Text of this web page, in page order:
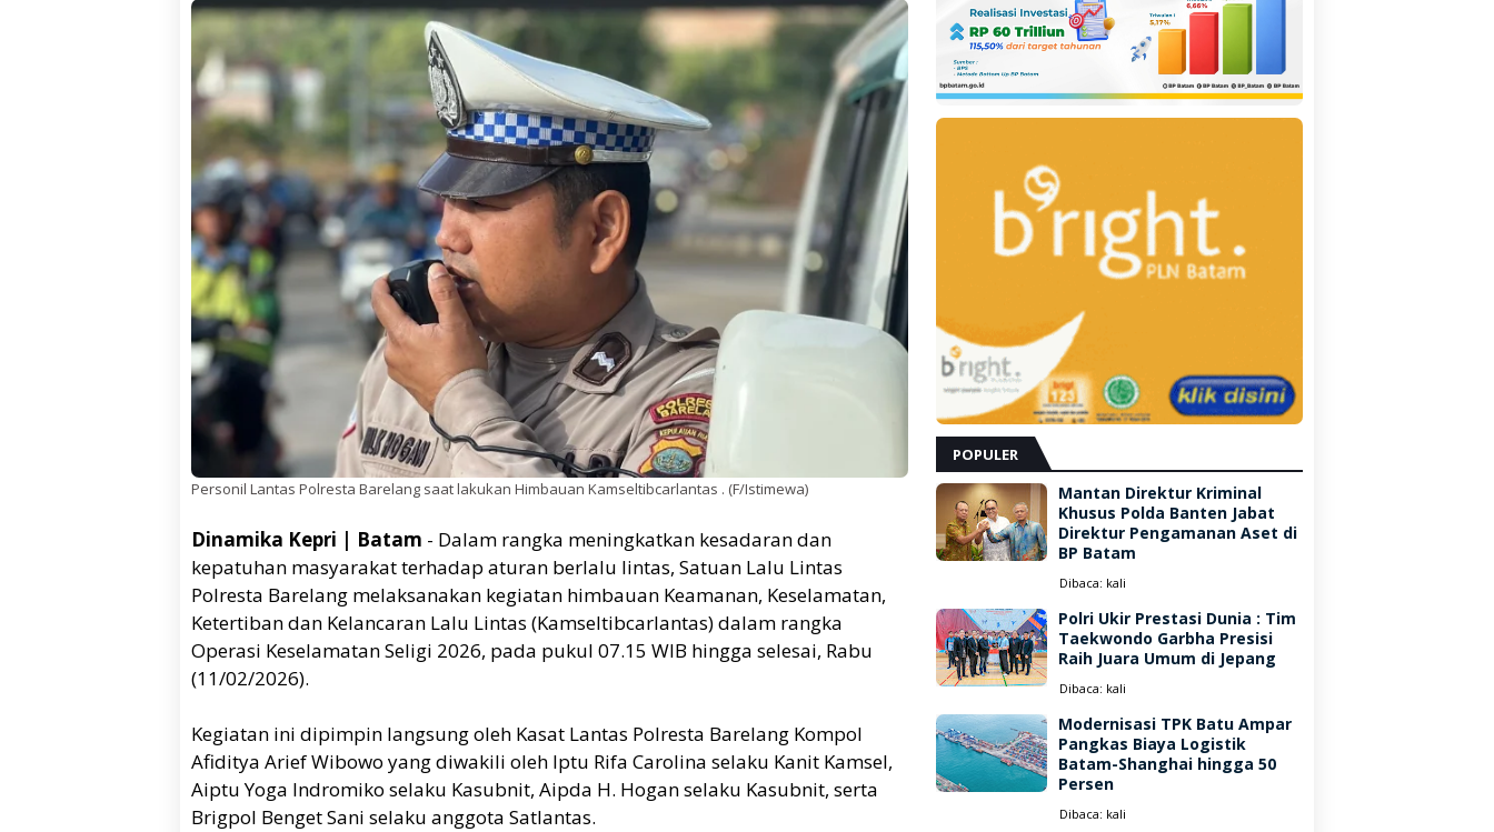
Personil Lantas Polresta Barelang saat lakukan Himbauan Kamseltibcarlantas . (F/Istimewa)
Dinamika Kepri | Batam - Dalam rangka meningkatkan kesadaran dan
kepatuhan masyarakat terhadap aturan berlalu lintas, Satuan Lalu Lintas
Polresta Barelang melaksanakan kegiatan himbauan Keamanan, Keselamatan,
Ketertiban dan Kelancaran Lalu Lintas (Kamseltibcarlantas) dalam rangka
Operasi Keselamatan Seligi 2026, pada pukul 07.15 WIB hingga selesai, Rabu
(11/02/2026).
Kegiatan ini dipimpin langsung oleh Kasat Lantas Polresta Barelang Kompol
Afiditya Arief Wibowo yang diwakili oleh Iptu Rifa Carolina selaku Kanit Kamsel,
Aiptu Yoga Indromiko selaku Kasubnit, Aipda H. Hogan selaku Kasubnit, serta
Brigpol Benget Sani selaku anggota Satlantas.
POPULER
Mantan Direktur Kriminal
Khusus Polda Banten Jabat
Direktur Pengamanan Aset di
BP Batam
Dibaca: kali
Polri Ukir Prestasi Dunia : Tim
Taekwondo Garbha Presisi
Raih Juara Umum di Jepang
Dibaca: kali
Modernisasi TPK Batu Ampar
Pangkas Biaya Logistik
Batam-Shanghai hingga 50
Persen
Dibaca: kali